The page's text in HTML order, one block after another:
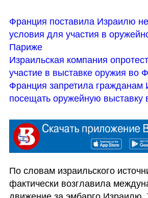
Франция поставила Израилю
условия для участия в
Париже
Израильская компания
участие в выставке оружия во
Франция запретила гражданам
посещать оружейную выставку
По словам израильского
фактически возглавила